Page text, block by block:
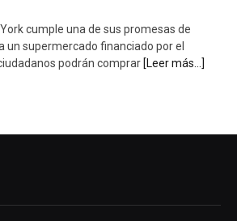
cumple una de sus promesas de
un supermercado financiado por el
podrán comprar [Leer más...]